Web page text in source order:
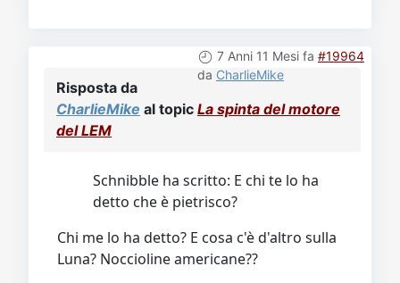
7 Anni 11 Mesi fa #19964
da CharlieMike
Risposta da
CharlieMike al topic La spinta del motore
del LEM
Schnibble ha scritto: E chi te lo ha
detto che è pietrisco?
Chi me lo ha detto? E cosa c'è d'altro sulla
Luna? Noccioline americane??